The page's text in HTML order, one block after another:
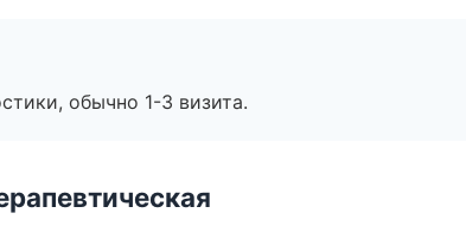
обычно 1-3 визита.